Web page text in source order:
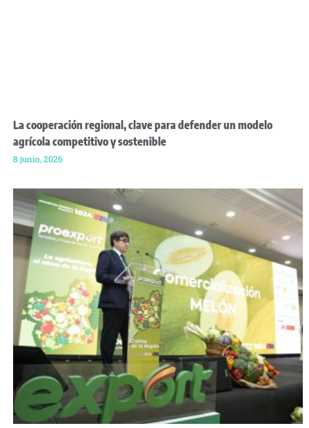
La cooperación regional, clave para defender un modelo
agrícola competitivo y sostenible
8 junio, 2026